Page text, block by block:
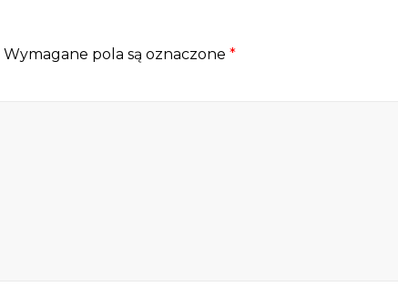
Wymagane pola są oznaczone *